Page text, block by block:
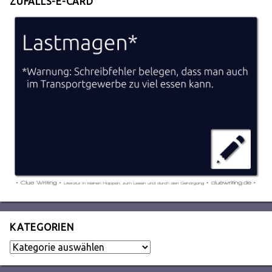
KATEGORIEN
Kategorien